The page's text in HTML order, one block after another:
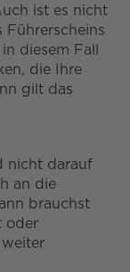
ist es nicht
diesem Fall
die Ihre
gilt das
nicht darauf
an die
brauchst
oder